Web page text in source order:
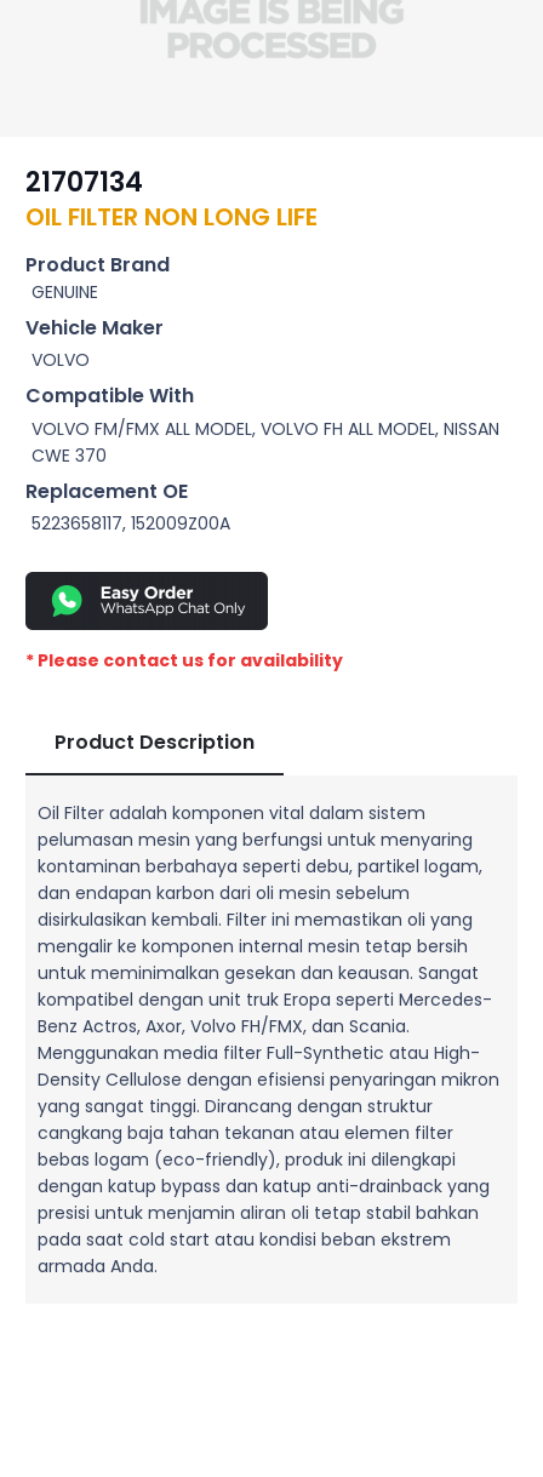
21707134
OIL FILTER NON LONG LIFE
Product Brand
GENUINE
Vehicle Maker
VOLVO
Compatible With
VOLVO FM/FMX ALL MODEL, VOLVO FH ALL MODEL, NISSAN
CWE 370
Replacement OE
5223658117, 152009Z00A
* Please contact us for availability
Product Description
Oil Filter adalah komponen vital dalam sistem
pelumasan mesin yang berfungsi untuk menyaring
kontaminan berbahaya seperti debu, partikel logam,
dan endapan karbon dari oli mesin sebelum
disirkulasikan kembali. Filter ini memastikan oli yang
mengalir ke komponen internal mesin tetap bersih
untuk meminimalkan gesekan dan keausan. Sangat
kompatibel dengan unit truk Eropa seperti Mercedes-
Benz Actros, Axor, Volvo FH/FMX, dan Scania.
Menggunakan media filter Full-Synthetic atau High-
Density Cellulose dengan efisiensi penyaringan mikron
yang sangat tinggi. Dirancang dengan struktur
cangkang baja tahan tekanan atau elemen filter
bebas logam (eco-friendly), produk ini dilengkapi
dengan katup bypass dan katup anti-drainback yang
presisi untuk menjamin aliran oli tetap stabil bahkan
pada saat cold start atau kondisi beban ekstrem
armada Anda.